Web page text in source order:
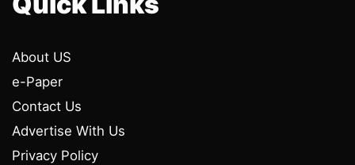
About US
e-Paper
Contact Us
Advertise With Us
Privacy Policy